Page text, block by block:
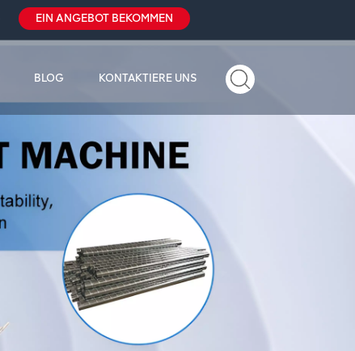
EIN ANGEBOT BEKOMMEN
BLOG KONTAKTIERE UNS